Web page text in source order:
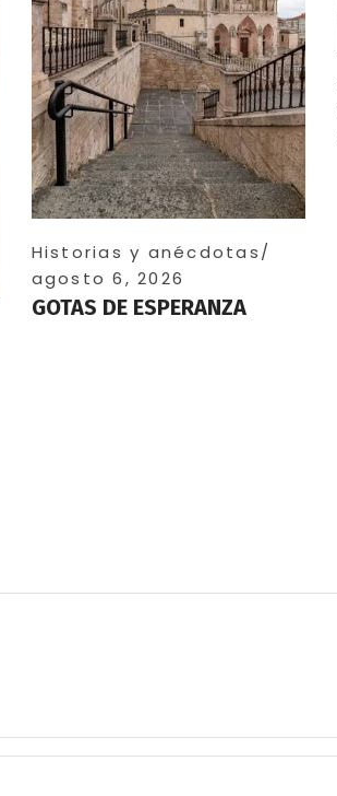
Historias y anécdotas
agosto 6, 2026
GOTAS DE ESPERANZA